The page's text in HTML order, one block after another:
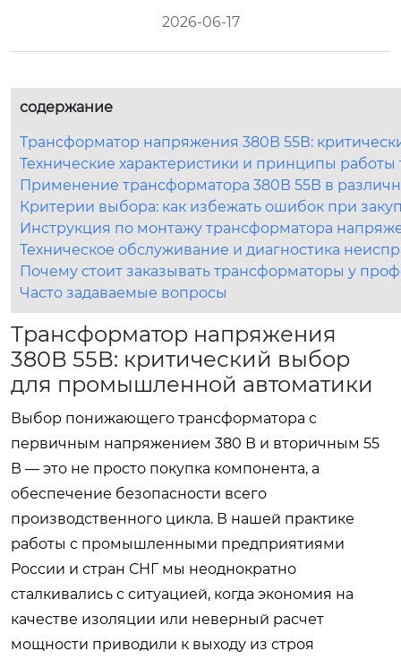
2026-06-17
содержание
Трансформатор напряжения 380В 55В:
Технические характеристики и принципы
Применение трансформатора 380В 55В в
Критерии выбора: как избежать ошибок при
Инструкция по монтажу трансформатора
Техническое обслуживание и диагностика
Почему стоит заказывать трансформаторы у
Часто задаваемые вопросы
Трансформатор напряжения
380В 55В: критический выбор
для промышленной автоматики
Выбор понижающего трансформатора с
первичным напряжением 380 В и вторичным 55
В — это не просто покупка компонента, а
обеспечение безопасности всего
производственного цикла. В нашей практике
работы с промышленными предприятиями
России и стран СНГ мы неоднократно
сталкивались с ситуацией, когда экономия на
качестве изоляции или неверный расчет
мощности приводили к выходу из строя